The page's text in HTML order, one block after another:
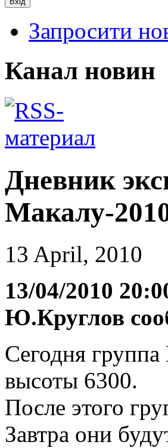
Запросити
Канал новин
Дневник
Макалу-
13 April, 2010
13/04/2010
Ю.Круглов
Сегодня группа
высоты 6300.
После этого
Завтра они